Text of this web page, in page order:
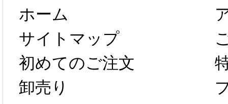
は、2月25日か
らコスプレ制
作、発送予定と
字半
第二
たし
ホーム
サイトマップ
初めてのご注文
卸売り